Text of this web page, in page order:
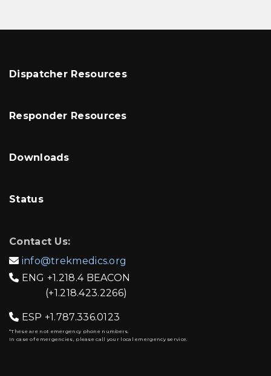
Dispatcher Resources
Responder Resources
Downloads
Status
Contact Us:
 info@trekmedics.org
 ENG +1.218.4 BEACON
(+1.218.423.2266)
 ESP +1.787.336.0123
*These are not emergency phone numbers.
In case of emergencies, please call your local emergency service.